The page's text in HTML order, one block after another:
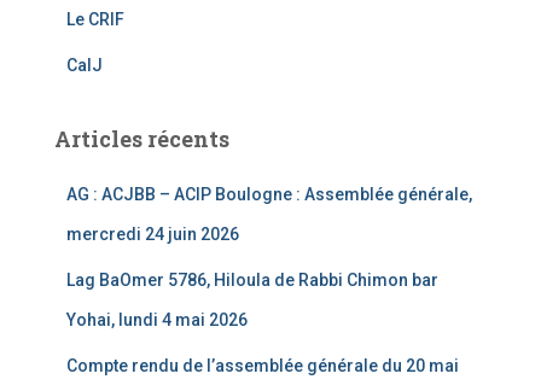
Le CRIF
CalJ
Articles récents
AG : ACJBB – ACIP Boulogne : Assemblée générale,
mercredi 24 juin 2026
Lag BaOmer 5786, Hiloula de Rabbi Chimon bar
Yohai, lundi 4 mai 2026
Compte rendu de l’assemblée générale du 20 mai